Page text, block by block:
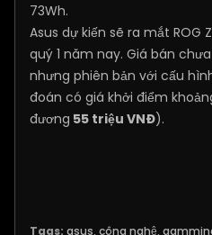
73Wh.
Asus dự kiến sẽ ra mắt ROG
quý 1 năm nay. Giá bán
nhưng phiên bản với cấu
đoán có giá khởi điểm
đương 55 triệu VNĐ).
Tags: asus, công nghệ,